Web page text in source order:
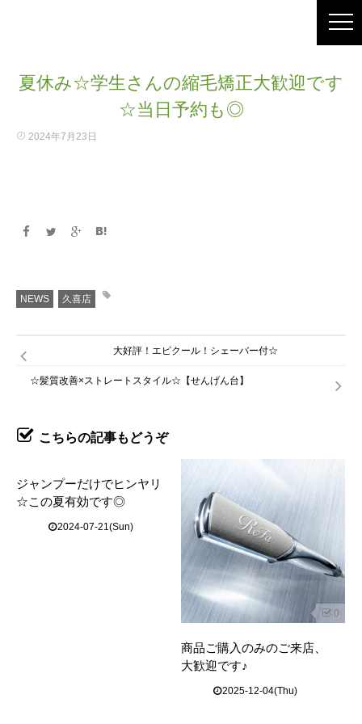
夏休み☆学生さんの縮毛矯正大歓迎です
☆当日予約も◎
2024年7月23日
NEWS 久喜店
大好評！エピクール！シェーバー付☆
☆髪質改善×ストレートスタイル☆【せんげん台】
こちらの記事もどうぞ
ジャンプーだけでヒンヤリ
☆この夏有効です◎
2024-07-21(Sun)
0
商品ご購入のみのご来店、
大歓迎です♪
2025-12-04(Thu)